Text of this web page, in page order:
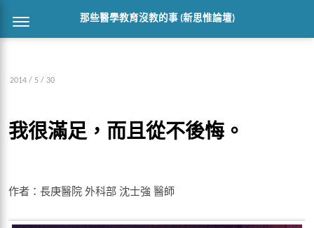
那些醫學教育沒教的事 (新思惟論壇)
2014 / 5 / 30
我很滿足，而且從不後悔。
作者：長庚醫院 外科部 沈士強 醫師